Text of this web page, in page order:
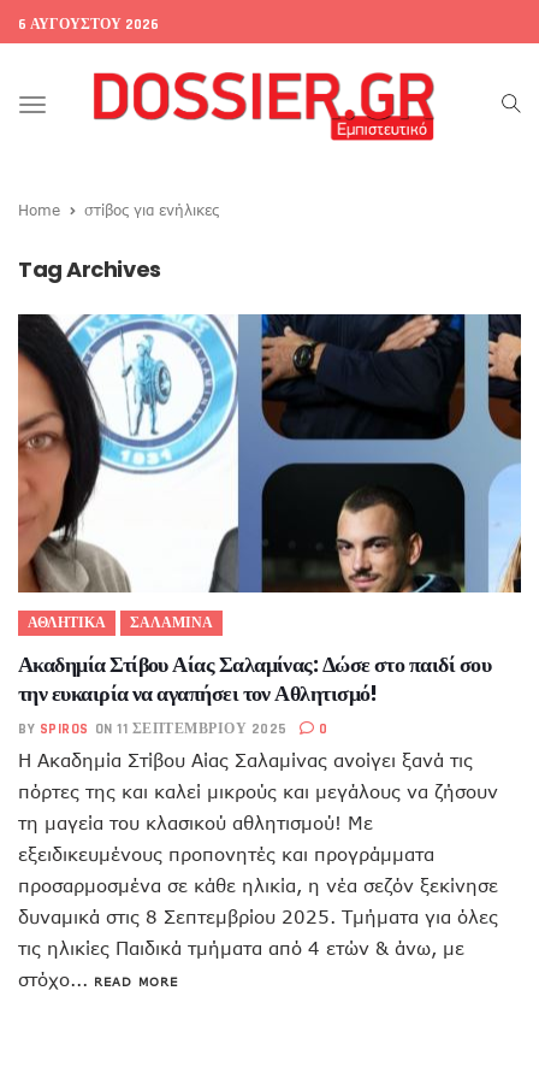
6 ΑΥΓΟΎΣΤΟΥ 2026
Toggle
Home στίβος για ενήλικες
Tag Archives
ΑΘΛΗΤΙΚΑ ΣΑΛΑΜΙΝΑ
Ακαδημία Στίβου Αίας Σαλαμίνας: Δώσε στο παιδί σου
την ευκαιρία να αγαπήσει τον Αθλητισμό!
BY SPIROS ON 11 ΣΕΠΤΕΜΒΡΊΟΥ 2025 0
Η Ακαδημία Στίβου Αίας Σαλαμίνας ανοίγει ξανά τις
πόρτες της και καλεί μικρούς και μεγάλους να ζήσουν
τη μαγεία του κλασικού αθλητισμού! Με
εξειδικευμένους προπονητές και προγράμματα
προσαρμοσμένα σε κάθε ηλικία, η νέα σεζόν ξεκίνησε
δυναμικά στις 8 Σεπτεμβρίου 2025. Τμήματα για όλες
τις ηλικίες Παιδικά τμήματα από 4 ετών & άνω, με
στόχο... READ MORE